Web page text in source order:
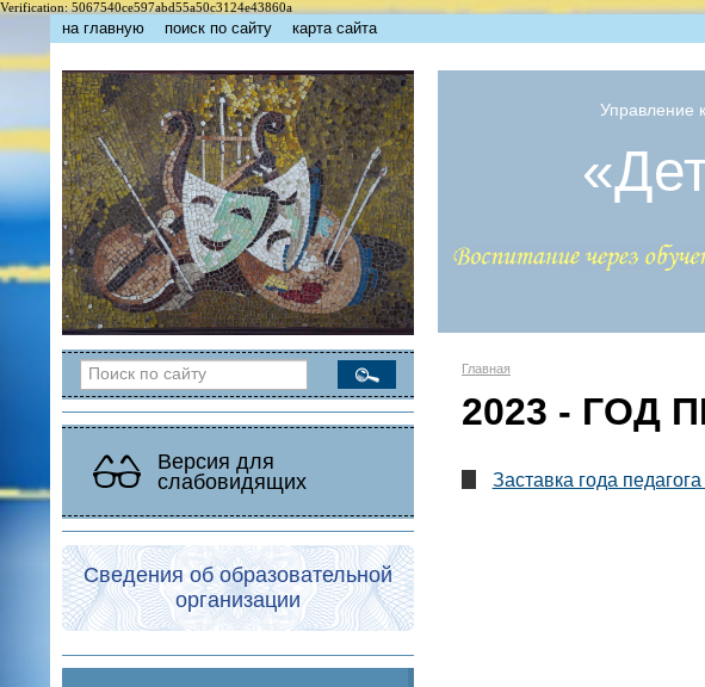
Verification: 5067540ce597abd55a50c3124e43860a
на главную поиск по сайту карта сайта
Версия для
слабовидящих
Сведения об образовательной
организации
Управление
Главная
2023 - ГОД
Заставка года